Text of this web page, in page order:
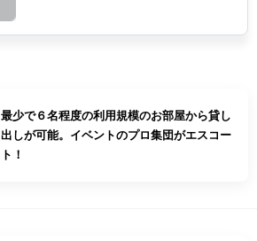
最少で６名程度の利用規模のお部屋から貸し
出しが可能。イベントのプロ集団がエスコー
ト！